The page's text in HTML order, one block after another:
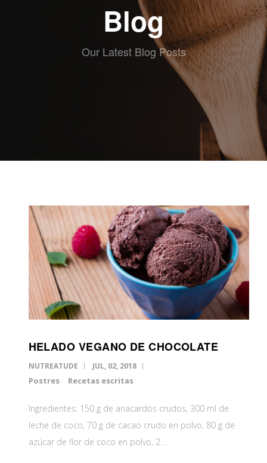
RECETAS
ESCRITAS
VIDEO
RECETAS
KIDS
Blog
Our Latest Blog Posts
HELADO VEGANO DE CHOCOLATE
NUTREATUDE JUL, 02, 2018
Postres Recetas escritas
Ingredientes: 150 g de anacardos crudos, 300 ml de
leche de coco, 70 g de cacao crudo en polvo, 80 g de
azúcar de flor de coco en polvo, 2…